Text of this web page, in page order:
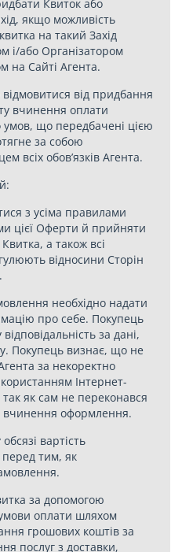
Квиток або
якщо можливість
на такий Захід
і/або Організатором
на Сайті Агента.
від придбання
вчинення оплати
умов, що передбачені цією
за собою
всіх обов’язків Агента.
з усіма правилами
цієї Оферти й прийняти
а також всі
відносини Сторін
необхідно надати
про себе. Покупець
за дані,
Покупець визнає, що не
за некоректно
Інтернет-
як сам не переконався
вчинення оформлення.
вартість
тим, як
за допомогою
оплати шляхом
грошових коштів за
послуг з доставки,